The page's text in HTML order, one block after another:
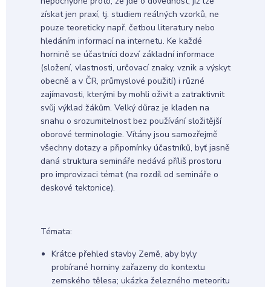
získat jen praxí, tj. studiem reálných vzorků, ne
pouze teoreticky např. četbou literatury nebo
hledáním informací na internetu. Ke každé
hornině se účastníci dozví základní informace
(složení, vlastnosti, určovací znaky, vznik a výskyt
obecně a v ČR, průmyslové použití) i různé
zajímavosti, kterými by mohli oživit a zatraktivnit
svůj výklad žákům. Velký důraz je kladen na
snahu o srozumitelnost bez používání složitější
oborové terminologie. Vítány jsou samozřejmě
všechny dotazy a připomínky účastníků, byť jasně
daná struktura semináře nedává příliš prostoru
pro improvizaci témat (na rozdíl od semináře o
deskové tektonice).
Témata:
Krátce přehled stavby Země, aby byly
probírané horniny zařazeny do kontextu
zemského tělesa; ukázka železného meteoritu